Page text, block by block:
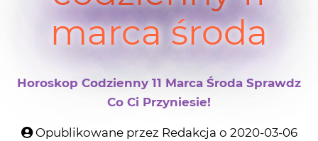
marca środa
Horoskop Codzienny 11 Marca Środa Sprawdz
Co Ci Przyniesie!
Opublikowane przez Redakcja o 2020-03-06